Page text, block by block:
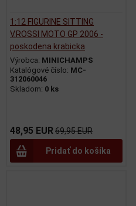
1:12 FIGURINE SITTING
V.ROSSI MOTO GP 2006 -
poskodena krabicka
Výrobca: MINICHAMPS
Katalógové číslo: MC-
312060046
Skladom: 0 ks
48,95 EUR 69,95 EUR
Pridať do košíka